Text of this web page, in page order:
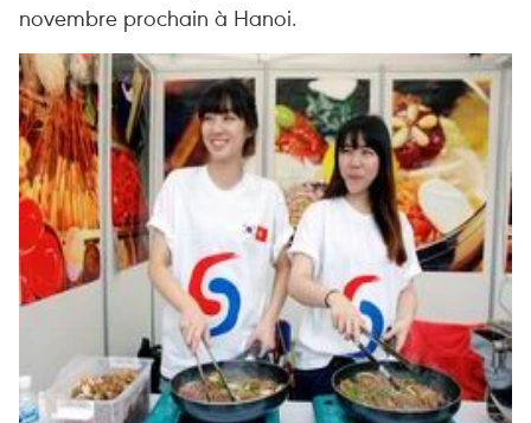
novembre prochain à Hanoi.